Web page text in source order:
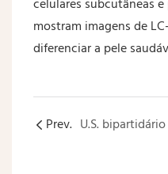
celulares subcutâneas
mostram imagens de
diferenciar a pele
Prev.